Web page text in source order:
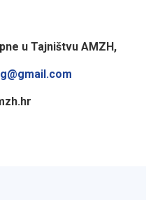
u Tajništvu AMZH,